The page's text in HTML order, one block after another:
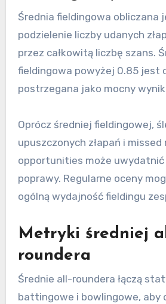
Średnia fieldingowa obliczana
podzielenie liczby udanych
przez całkowitą liczbę szans.
fieldingowa powyżej 0.85 jest
postrzegana jako mocny
Oprócz średniej fieldingowej,
upuszczonych złapań i
opportunities może uwydatnić
poprawy. Regularne oceny
ogólną wydajność fieldingu
Metryki średniej
roundera
Średnie all-roundera łączą
battingowe i bowlingowe, aby